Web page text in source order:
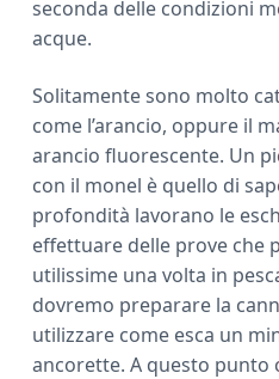
seconda delle condizioni
acque.
Solitamente sono molto
come l’arancio, oppure il
arancio fluorescente. Un
con il monel è quello di
profondità lavorano le
effettuare delle prove che
utilissime una volta in
dovremo preparare la
utilizzare come esca un
ancorette. A questo punto